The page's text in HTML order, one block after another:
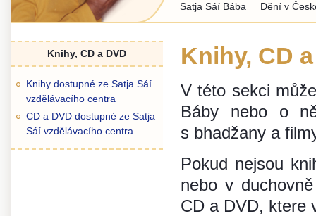
Hlavní menu
Satja Sáí Bába Dění v
Knihy, CD
V této sekci
Báby nebo o
s bhadžany a
Pokud nejsou
nebo v
CD a DVD, ktere
Knihy, CD a DVD
Knihy dostupné ze Satja Sáí
vzdělávacího centra
CD a DVD dostupné ze Satja
Sáí vzdělávacího centra